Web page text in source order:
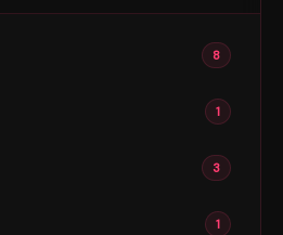
8
1
3
1